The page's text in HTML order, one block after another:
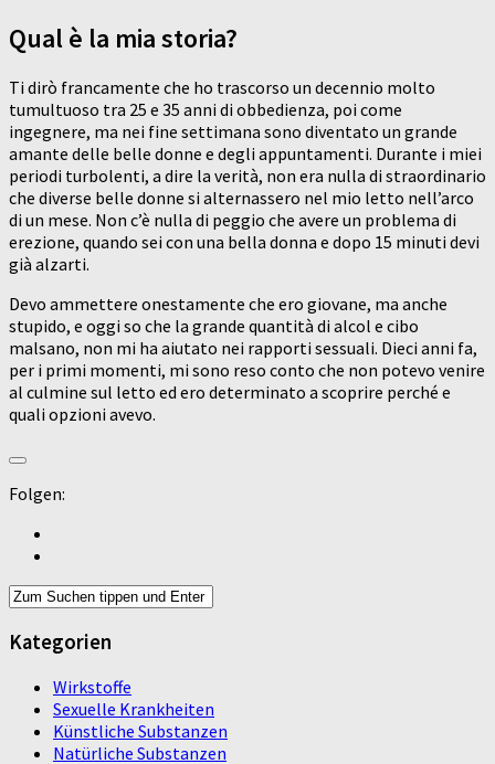
Qual è la mia storia?
Ti dirò francamente che ho trascorso un decennio molto
tumultuoso tra 25 e 35 anni di obbedienza, poi come
ingegnere, ma nei fine settimana sono diventato un grande
amante delle belle donne e degli appuntamenti. Durante i miei
periodi turbolenti, a dire la verità, non era nulla di straordinario
che diverse belle donne si alternassero nel mio letto nell’arco
di un mese. Non c’è nulla di peggio che avere un problema di
erezione, quando sei con una bella donna e dopo 15 minuti devi
già alzarti.
Devo ammettere onestamente che ero giovane, ma anche
stupido, e oggi so che la grande quantità di alcol e cibo
malsano, non mi ha aiutato nei rapporti sessuali. Dieci anni fa,
per i primi momenti, mi sono reso conto che non potevo venire
al culmine sul letto ed ero determinato a scoprire perché e
quali opzioni avevo.
Folgen:
Kategorien
Wirkstoffe
Sexuelle Krankheiten
Künstliche Substanzen
Natürliche Substanzen